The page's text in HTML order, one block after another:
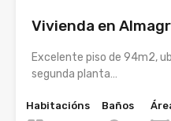
Vivienda en
Excelente piso de 94m2,
segunda planta…
Habitacións
Baños